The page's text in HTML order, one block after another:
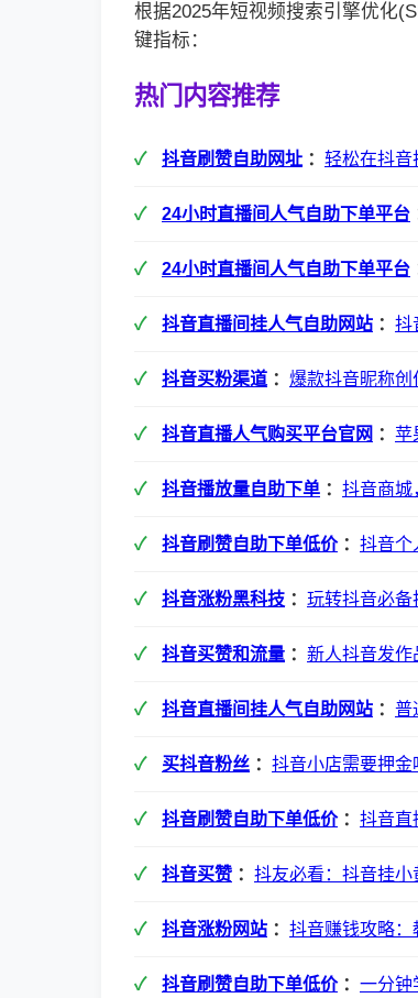
根据2025年短视频搜索引擎优化
键指标：
热门内容推荐
抖音刷赞自助网址 ： 轻松在抖音
24小时直播间人气自助下单平台
24小时直播间人气自助下单平台
抖音直播间挂人气自助网站 ： 抖
抖音买粉渠道 ： 爆款抖音昵称创
抖音直播人气购买平台官网 ： 苹
抖音播放量自助下单 ： 抖音商城
抖音刷赞自助下单低价： 抖音个
抖音涨粉黑科技 ： 玩转抖音必备
抖音买赞和流量 ： 新人抖音发作
抖音直播间挂人气自助网站 ： 普
买抖音粉丝 ： 抖音小店需要押金
抖音刷赞自助下单低价： 抖音直
抖音买赞 ： 抖友必看：抖音挂小
抖音涨粉网站 ： 抖音赚钱攻略：
抖音刷赞自助下单低价： 一分钟